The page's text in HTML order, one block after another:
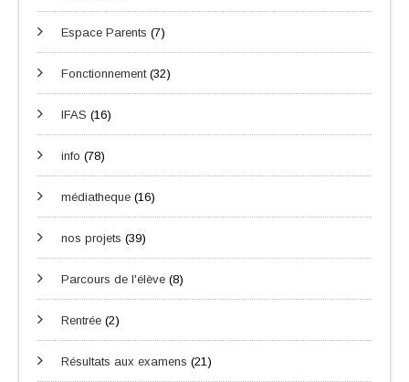
Espace Parents (7)
Fonctionnement(32)
IFAS (16)
info (78)
médiatheque (16)
nos projets (39)
Parcours de l'élève (8)
Rentrée (2)
Résultats aux examens (21)